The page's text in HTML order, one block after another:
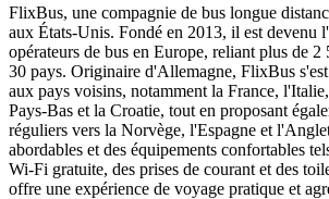
FlixBus, une compagnie de bus longue
aux États-Unis. Fondé en 2013, il est devenu
opérateurs de bus en Europe, reliant plus de 2
30 pays. Originaire d'Allemagne, FlixBus
aux pays voisins, notamment la France,
Pays-Bas et la Croatie, tout en proposant
réguliers vers la Norvège, l'Espagne et
abordables et des équipements confortables
Wi-Fi gratuite, des prises de courant et des
offre une expérience de voyage pratique et